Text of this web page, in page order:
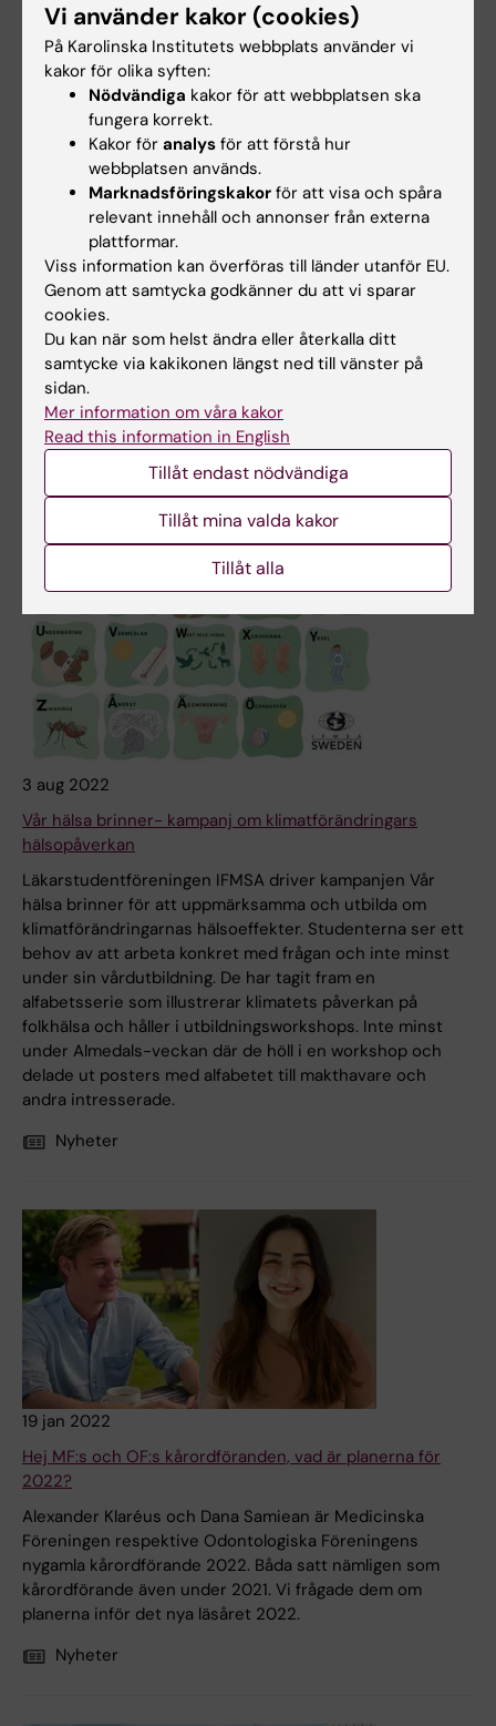
Promotionshögtid, professorsinstallation och
examenshögtid – under ett läsår fylls kalendern av flera
högtidliga akademiska ceremonier. Gemensamt för de alla
är studentmarskalkarna som hjälper till att få
ceremonierna att flyta så smidigt som möjligt. Ett ärofyllt
uppdrag, menar Philip Wallenius och Ida Dahlgren,
övermarskalk respektive vice övermarskalk som snart
själva tar examen.
Nyheter
3 aug 2022
Vår hälsa brinner- kampanj om klimatförändringars
hälsopåverkan
Läkarstudentföreningen IFMSA driver kampanjen Vår
hälsa brinner för att uppmärksamma och utbilda om
klimatförändringarnas hälsoeffekter. Studenterna ser ett
behov av att arbeta konkret med frågan och inte minst
under sin vårdutbildning. De har tagit fram en
alfabetsserie som illustrerar klimatets påverkan på
folkhälsa och håller i utbildningsworkshops. Inte minst
under Almedals-veckan där de höll i en workshop och
delade ut posters med alfabetet till makthavare och
andra intresserade.
Nyheter
19 jan 2022
Hej MF:s och OF:s kårordföranden, vad är planerna för
2022?
Alexander Klaréus och Dana Samiean är Medicinska
Föreningen respektive Odontologiska Föreningens
nygamla kårordförande 2022. Båda satt nämligen som
kårordförande även under 2021. Vi frågade dem om
planerna inför det nya läsåret 2022.
Nyheter
Vi använder kakor (cookies)
På Karolinska Institutets webbplats använder vi
kakor för olika syften:
Nödvändiga kakor för att webbplatsen ska
fungera korrekt.
Kakor för analys för att förstå hur
webbplatsen används.
Marknadsföringskakor för att visa och spåra
relevant innehåll och annonser från externa
plattformar.
Viss information kan överföras till länder utanför EU.
Genom att samtycka godkänner du att vi sparar
cookies.
Du kan när som helst ändra eller återkalla ditt
samtycke via kakikonen längst ned till vänster på
sidan.
Mer information om våra kakor
Read this information in English
Tillåt endast nödvändiga
Tillåt mina valda kakor
Tillåt alla